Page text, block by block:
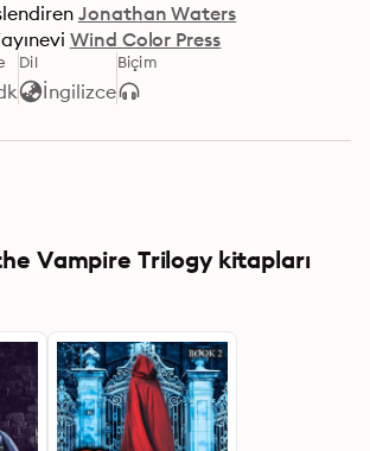
Jonathan Waters
Wind Color Press
Dil
İngilizce
Biçim
Vampire Trilogy kitapları